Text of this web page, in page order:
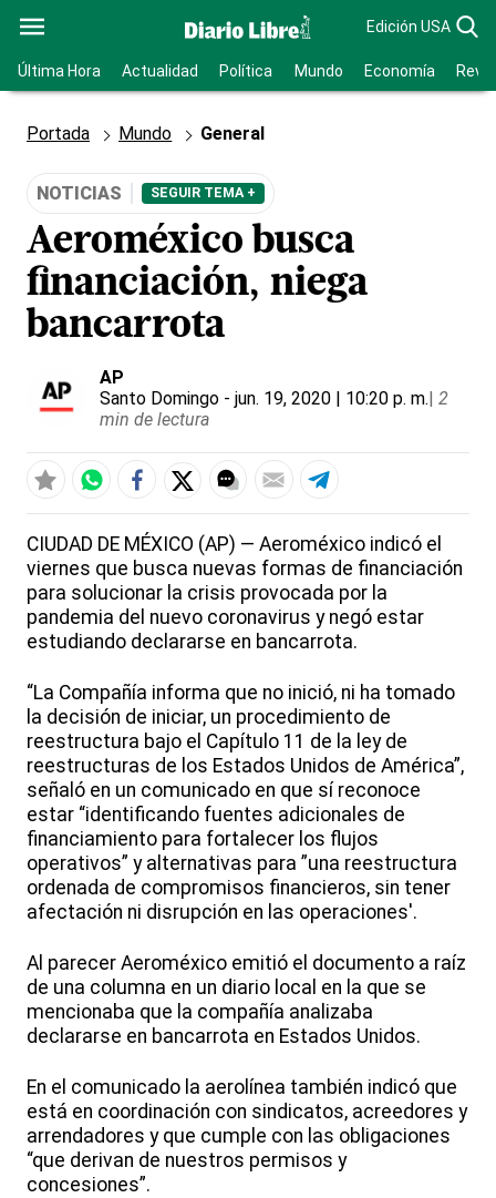
Edición USA
Última Hora Actualidad Política Mundo Economía
Portada Mundo General
NOTICIAS SEGUIR TEMA +
Aeroméxico busca
financiación, niega
bancarrota
AP
Santo Domingo - jun. 19, 2020 | 10:20 p. m.| 2
min de lectura
CIUDAD DE MÉXICO (AP) — Aeroméxico indicó el
viernes que busca nuevas formas de financiación
para solucionar la crisis provocada por la
pandemia del nuevo coronavirus y negó estar
estudiando declararse en bancarrota.
“La Compañía informa que no inició, ni ha tomado
la decisión de iniciar, un procedimiento de
reestructura bajo el Capítulo 11 de la ley de
reestructuras de los Estados Unidos de América”,
señaló en un comunicado en que sí reconoce
estar “identificando fuentes adicionales de
financiamiento para fortalecer los flujos
operativos” y alternativas para ”una reestructura
ordenada de compromisos financieros, sin tener
afectación ni disrupción en las operaciones'.
Al parecer Aeroméxico emitió el documento a raíz
de una columna en un diario local en la que se
mencionaba que la compañía analizaba
declararse en bancarrota en Estados Unidos.
En el comunicado la aerolínea también indicó que
está en coordinación con sindicatos, acreedores y
arrendadores y que cumple con las obligaciones
“que derivan de nuestros permisos y
concesiones”.